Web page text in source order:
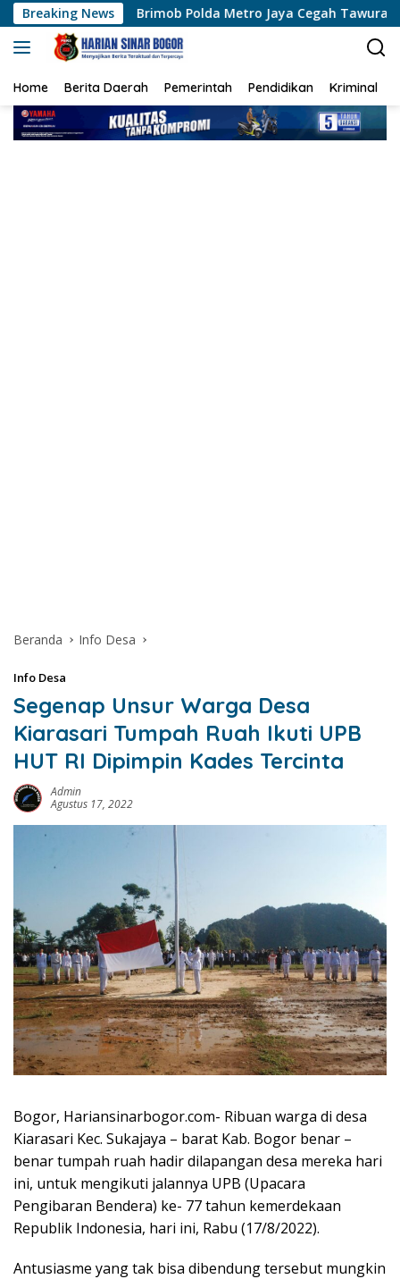
Langsung
ke
konten
Breaking News
Polda Metro Jaya Cegah Tawuran di Cipayung, Sita
Home Berita Daerah Pemerintah Pendidikan Kriminal
Beranda Info Desa
Info Desa
Segenap Unsur Warga Desa
Kiarasari Tumpah Ruah Ikuti UPB
HUT RI Dipimpin Kades Tercinta
Admin
Agustus 17, 2022
Bogor, Hariansinarbogor.com- Ribuan warga di desa
Kiarasari Kec. Sukajaya – barat Kab. Bogor benar –
benar tumpah ruah hadir dilapangan desa mereka hari
ini, untuk mengikuti jalannya UPB (Upacara
Pengibaran Bendera) ke- 77 tahun kemerdekaan
Republik Indonesia, hari ini, Rabu (17/8/2022).
Antusiasme yang tak bisa dibendung tersebut mungkin